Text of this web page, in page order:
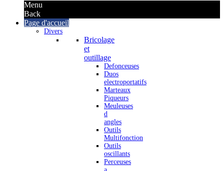
Menu
Back
Page d'accueil
Divers
Bricolage
et
outillage
Defonceuses
Duos
electroportatifs
Marteaux
Piqueurs
Meuleuses
d
angles
Outils
Multifonction
Outils
oscillants
Perceuses